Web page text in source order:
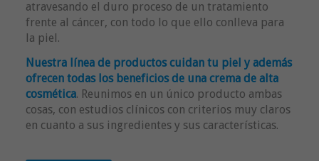
atravesando el duro proceso de un tratamiento
frente al cáncer, con todo lo que ello conlleva para
la piel.
Nuestra línea de productos cuidan tu piel y además
ofrecen todas los beneficios de una crema de alta
cosmética. Reunimos en un único producto ambas
cosas, con estudios clínicos con criterios muy claros
en cuanto a sus ingredientes y sus características.